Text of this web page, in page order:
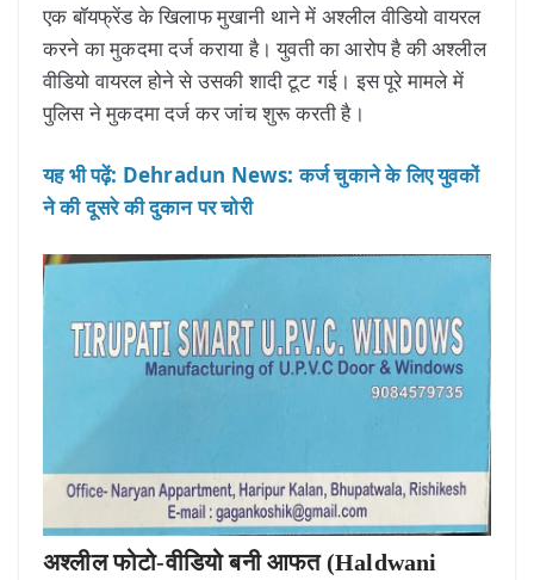
एक बॉयफ्रेंड के खिलाफ मुखानी थाने में अश्लील वीडियो वायरल
करने का मुकदमा दर्ज कराया है। युवती का आरोप है की अश्लील
वीडियो वायरल होने से उसकी शादी टूट गई। इस पूरे मामले में
पुलिस ने मुकदमा दर्ज कर जांच शुरू करती है।
यह भी पढ़ें: Dehradun News: कर्ज चुकाने के लिए युवकों
ने की दूसरे की दुकान पर चोरी
अश्लील फोटो-वीडियो बनी आफत (Haldwani